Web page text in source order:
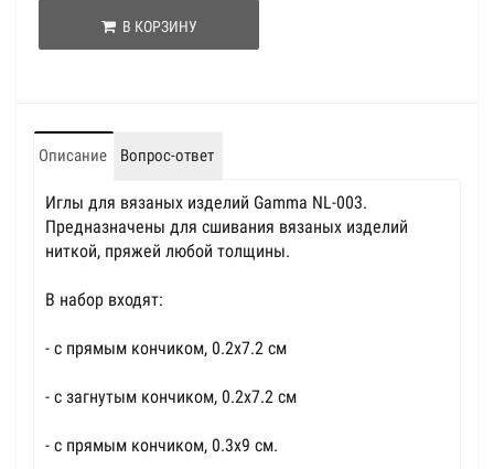
В КОРЗИНУ
Описание Вопрос-ответ
Иглы для вязаных изделий Gamma NL-003.
Предназначены для сшивания вязаных изделий
ниткой, пряжей любой толщины.
В набор входят:
- с прямым кончиком, 0.2х7.2 см
- с загнутым кончиком, 0.2х7.2 см
- с прямым кончиком, 0.3х9 см.